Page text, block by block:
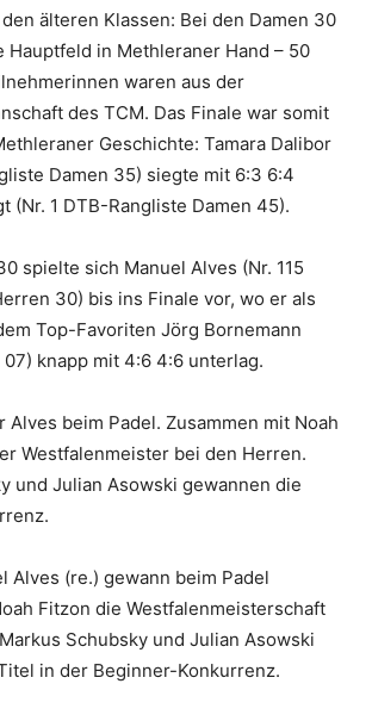
älteren Klassen: Bei den Damen 30
Hauptfeld in Methleraner Hand – 50
waren aus der
des TCM. Das Finale war somit
Geschichte: Tamara Dalibor
Damen 35) siegte mit 6:3 6:4
(Nr. 1 DTB-Rangliste Damen 45).
spielte sich Manuel Alves (Nr. 115
30) bis ins Finale vor, wo er als
Top-Favoriten Jörg Bornemann
knapp mit 4:6 4:6 unterlag.
Alves beim Padel. Zusammen mit Noah
Westfalenmeister bei den Herren.
und Julian Asowski gewannen die
Alves (re.) gewann beim Padel
Fitzon die Westfalenmeisterschaft
Schubsky und Julian Asowski
in der Beginner-Konkurrenz.